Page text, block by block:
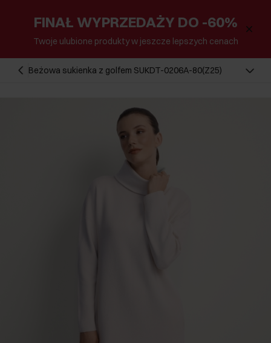
FINAŁ WYPRZEDAŻY DO -60%
Twoje ulubione produkty w jeszcze lepszych cenach
Beżowa sukienka z golfem SUKDT-0206A-80(Z25)